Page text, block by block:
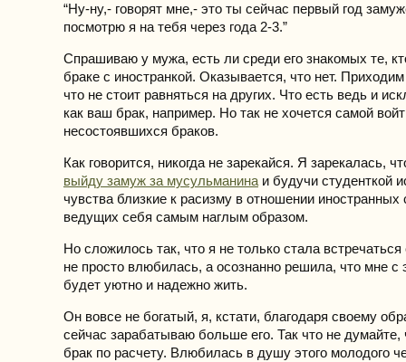
“Ну-ну,- говорят мне,- это ты сейчас первый год
посмотрю я на тебя через года 2-3.”
Спрашиваю у мужа, есть ли среди его знакомых те,
браке с иностранкой. Оказывается, что нет.
что не стоит равняться на других. Что есть ведь и
как ваш брак, например. Но так не хочется самой
несостоявшихся браков.
Как говорится, никогда не зарекайся. Я зарекалась,
выйду замуж за мусульманина и будучи студенткой
чувства близкие к расизму в отношении иностранных
ведущих себя самым наглым образом.
Но сложилось так, что я не только стала встречаться
не просто влюбилась, а осознанно решила, что мне с
будет уютно и надежно жить.
Он вовсе не богатый, я, кстати, благодаря своему
сейчас зарабатываю больше его. Так что не думайте,
брак по расчету. Влюбилась в душу этого молодого